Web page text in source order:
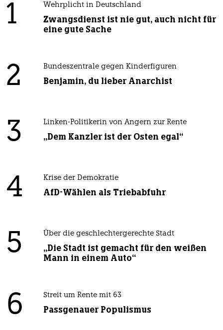
1 Wehrplicht in Deutschland
Zwangsdienst ist nie gut, auch nicht für
eine gute Sache
2 Bundeszentrale gegen Kinderfiguren
Benjamin, du lieber Anarchist
3 Linken-Politikerin von Angern zur Rente
„Dem Kanzler ist der Osten egal“
4 Krise der Demokratie
AfD-Wählen als Triebabfuhr
5 Über die geschlechtergerechte Stadt
„Die Stadt ist gemacht für den weißen
Mann in einem Auto“
6 Streit um Rente mit 63
Passgenauer Populismus